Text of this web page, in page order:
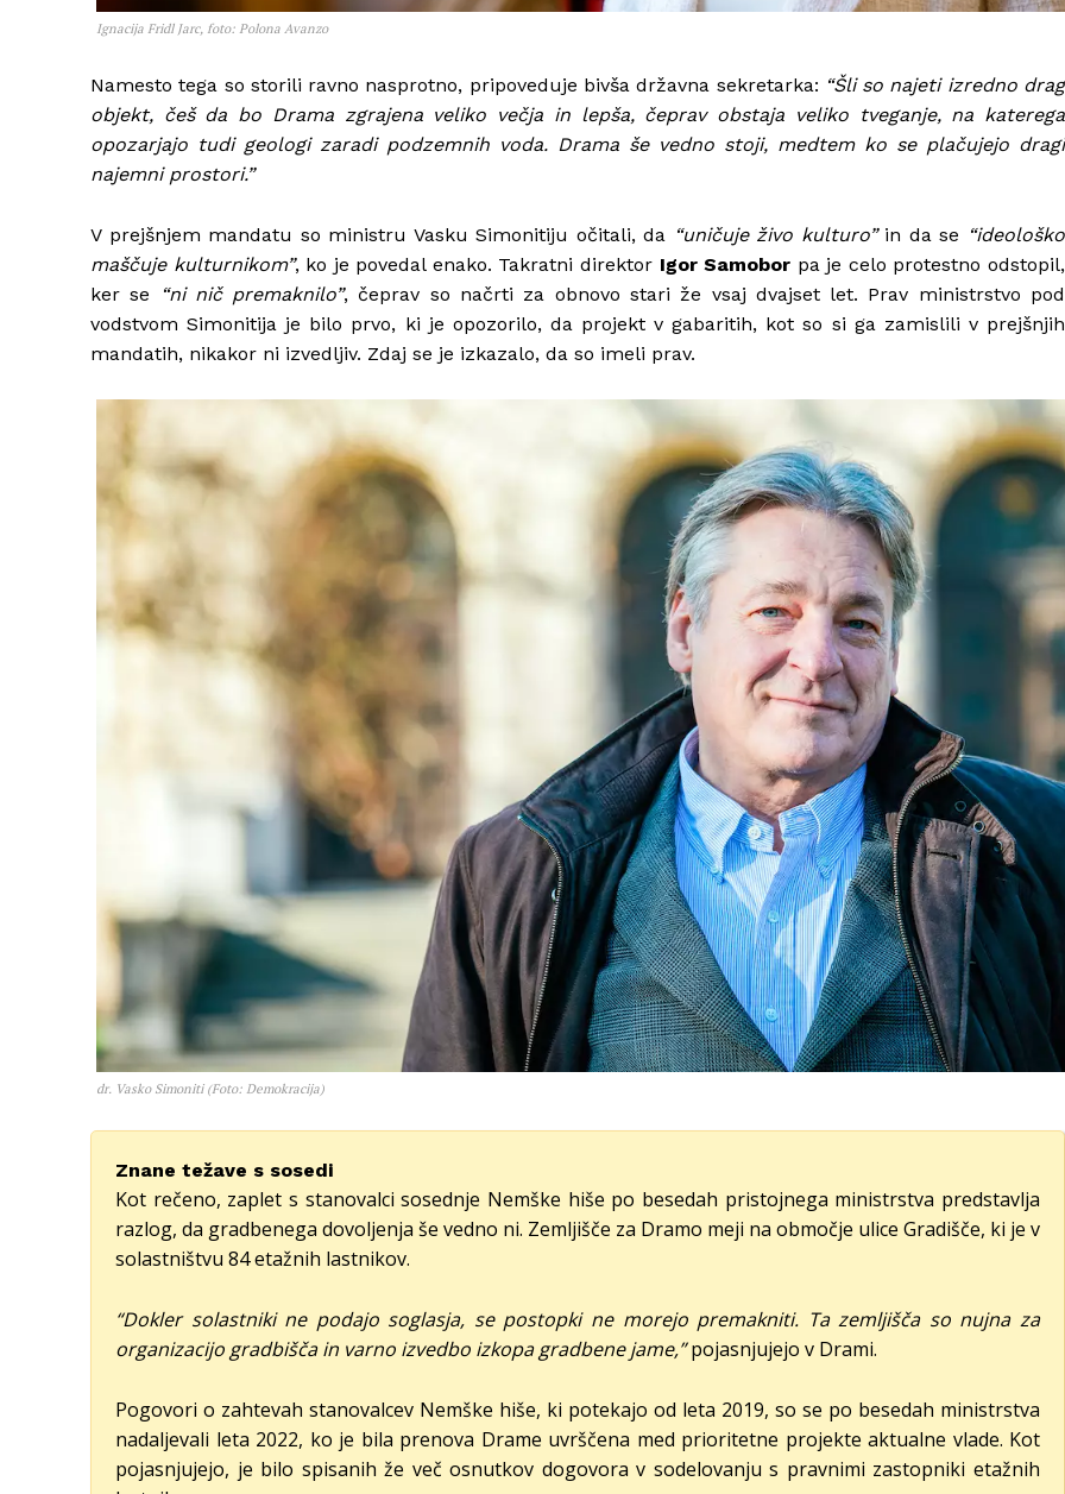
Ignacija Fridl Jarc, foto: Polona Avanzo
Namesto tega so storili ravno nasprotno, pripoveduje bivša državna sekretarka: “Šli so najeti izredno drag
objekt, češ da bo Drama zgrajena veliko večja in lepša, čeprav obstaja veliko tveganje, na katerega
opozarjajo tudi geologi zaradi podzemnih voda. Drama še vedno stoji, medtem ko se plačujejo dragi
najemni prostori.”
V prejšnjem mandatu so ministru Vasku Simonitiju očitali, da “uničuje živo kulturo”in da se “ideološko
maščuje kulturnikom”, ko je povedal enako. Takratni direktor Igor Samobor pa je celo protestno odstopil,
ker se
“ni nič premaknilo”, čeprav so načrti za obnovo stari že vsaj dvajset let. Prav ministrstvo pod
vodstvom Simonitija je bilo prvo, ki je opozorilo, da projekt v gabaritih, kot so si ga zamislili v prejšnjih
mandatih, nikakor ni izvedljiv. Zdaj se je izkazalo, da so imeli prav.
dr. Vasko Simoniti (Foto: Demokracija)
Znane težave s sosedi
Kot rečeno, zaplet s stanovalci sosednje Nemške hiše po besedah pristojnega ministrstva predstavlja
razlog, da gradbenega dovoljenja še vedno ni. Zemljišče za Dramo meji na območje ulice Gradišče, ki je v
solastništvu 84 etažnih lastnikov.
“Dokler solastniki ne podajo soglasja, se postopki ne morejo premakniti. Ta zemljišča so nujna za
organizacijo gradbišča in varno izvedbo izkopa gradbene jame,”pojasnjujejo v Drami.
Pogovori o zahtevah stanovalcev Nemške hiše, ki potekajo od leta 2019, so se po besedah ministrstva
nadaljevali leta 2022, ko je bila prenova Drame uvrščena med prioritetne projekte aktualne vlade. Kot
pojasnjujejo, je bilo spisanih že več osnutkov dogovora v sodelovanju s pravnimi zastopniki etažnih